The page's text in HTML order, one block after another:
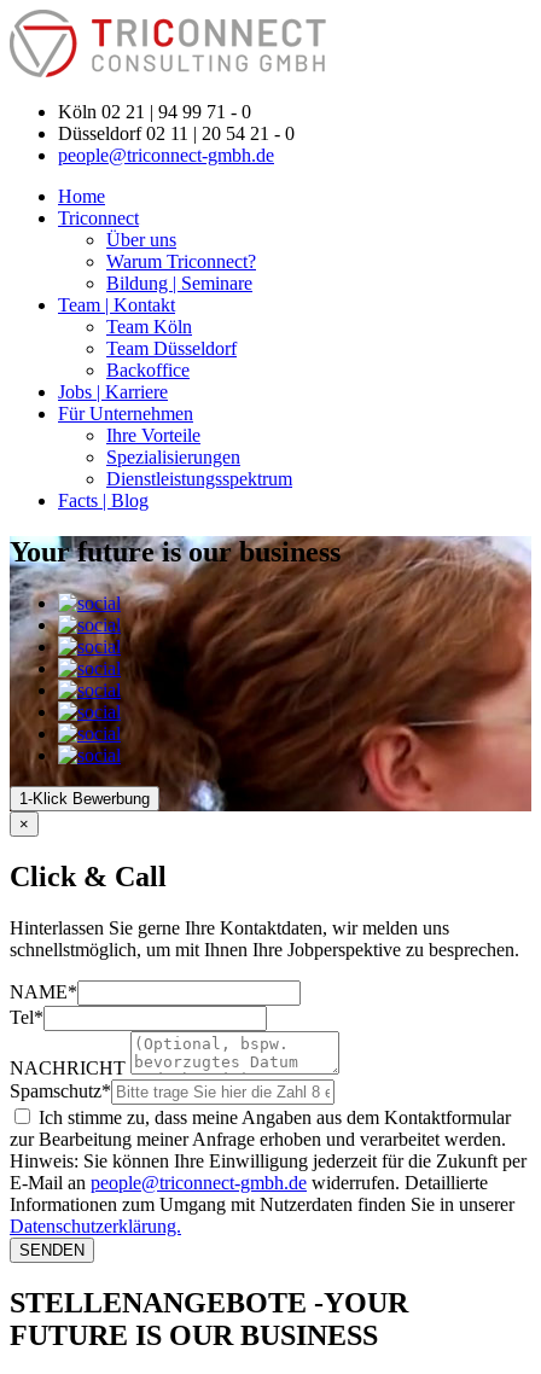
Köln 02 21 | 94 99 71 - 0
Düsseldorf 02 11 | 20 54 21 - 0
people@triconnect-gmbh.de
Home
Triconnect
Über uns
Warum Triconnect?
Bildung | Seminare
Team | Kontakt
Team Köln
Team Düsseldorf
Backoffice
Jobs | Karriere
Für Unternehmen
Ihre Vorteile
Spezialisierungen
Dienstleistungsspektrum
Facts | Blog
Your future is our business
1-Klick Bewerbung
×
Click & Call
Hinterlassen Sie gerne Ihre Kontaktdaten, wir melden uns
schnellstmöglich, um mit Ihnen Ihre Jobperspektive zu besprechen.
NAME*
Tel*
NACHRICHT
Spamschutz*
Ich stimme zu, dass meine Angaben aus dem Kontaktformular
zur Bearbeitung meiner Anfrage erhoben und verarbeitet werden.
Hinweis: Sie können Ihre Einwilligung jederzeit für die Zukunft per
E-Mail an people@triconnect-gmbh.de widerrufen. Detaillierte
Informationen zum Umgang mit Nutzerdaten finden Sie in unserer
Datenschutzerklärung.
SENDEN
STELLENANGEBOTE -YOUR
FUTURE IS OUR BUSINESS